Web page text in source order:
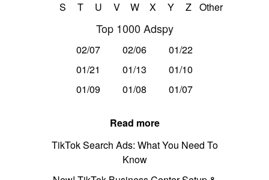
S
T U V W X Y Z Other
Top 1000 Adspy
02/07 02/06
01/22
01/21
01/13
01/10
01/09
01/08 01/07
Read more
TikTok Search Ads: What You Need To
Know